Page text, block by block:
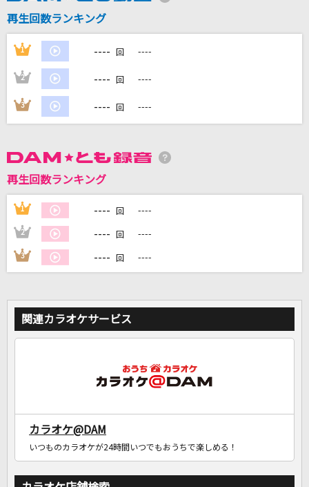
カラオケ最新情報をチェック！
DAMに会員登録・ログインして
家族や友達と一緒に！練習にも！
再生回数ランキング
1 ---- 回 ----
2 ---- 回 ----
3 ---- 回 ----
再生回数ランキング
1 ---- 回 ----
2 ---- 回 ----
3 ---- 回 ----
関連カラオケサービス
カラオケ@DAM
いつものカラオケが24時間いつでもおうちで楽しめる！